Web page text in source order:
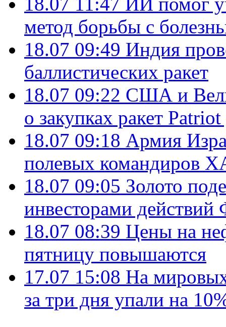
метод борьбы с
18.07 09:49 Индия
баллистических ракет
18.07 09:22 США и
о закупках ракет
18.07 09:18 Армия
полевых командиров
18.07 09:05 Золото
инвесторами
18.07 08:39 Цены на
пятницу повышаются
17.07 15:08 На
за три дня упали на